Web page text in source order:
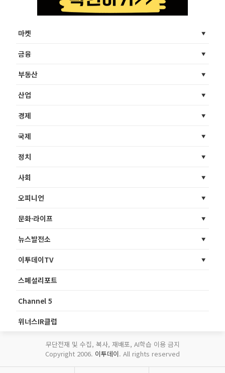
마켓
금융
부동산
산업
경제
국제
정치
사회
오피니언
문화·라이프
뉴스발전소
이투데이TV
스페셜리포트
Channel 5
위너스IR클럽
무단전재 및 수집, 복사, 재배포, AI학습 이용 금지
Copyright 2006. 이투데이. All rights reserved